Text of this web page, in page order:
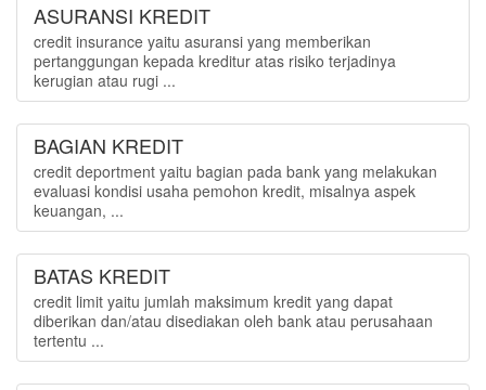
ASURANSI KREDIT
credit insurance yaitu asuransi yang memberikan
pertanggungan kepada kreditur atas risiko terjadinya
kerugian atau rugi ...
BAGIAN KREDIT
credit deportment yaitu bagian pada bank yang melakukan
evaluasi kondisi usaha pemohon kredit, misalnya aspek
keuangan, ...
BATAS KREDIT
credit limit yaitu jumlah maksimum kredit yang dapat
diberikan dan/atau disediakan oleh bank atau perusahaan
tertentu ...